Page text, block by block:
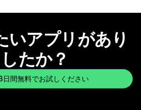
いアプリがあり
たか？
間無料でお試しください